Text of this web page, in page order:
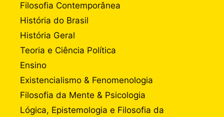
Filosofia Contemporânea
História do Brasil
História Geral
Teoria e Ciência Política
Ensino
Existencialismo & Fenomenologia
Filosofia da Mente & Psicologia
Lógica, Epistemologia e Filosofia da